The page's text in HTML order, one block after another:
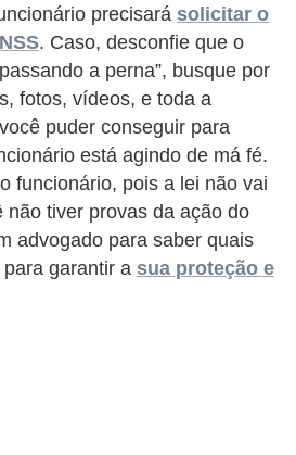
precisará solicitar o
. Caso, desconfie que o
a perna”, busque por
fotos, vídeos, e toda a
puder conseguir para
está agindo de má fé.
funcionário, pois a lei não vai
não tiver provas da ação do
advogado para saber quais
garantir a sua proteção e